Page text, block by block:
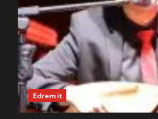
Edremit